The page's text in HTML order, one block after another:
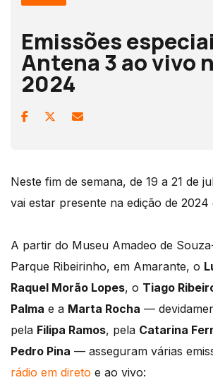
Emissões
Antena 3 ao vivo
2024
Neste fim de semana, de 19 a 21 de
vai estar presente na edição de 2024
A partir do Museu Amadeo de
Parque Ribeirinho, em Amarante, o
Raquel Morão Lopes, o Tiago
Palma e a Marta Rocha —
pela Filipa Ramos, pela Catarina
Pedro Pina — asseguram várias
rádio em direto e ao vivo: